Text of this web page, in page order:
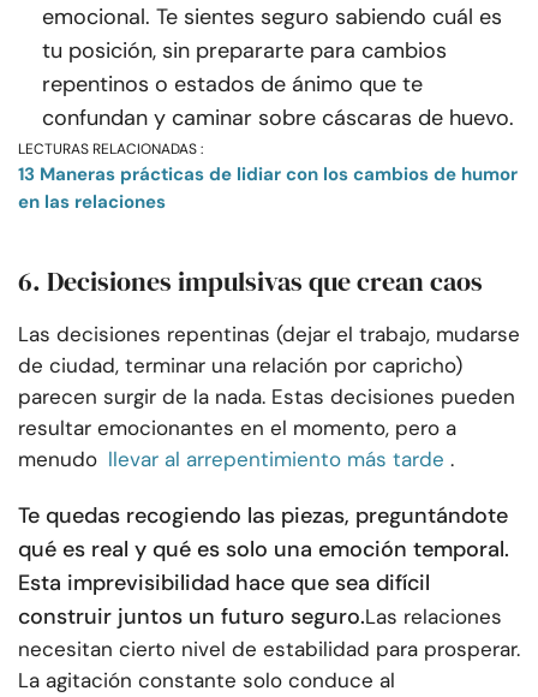
emocional. Te sientes seguro sabiendo cuál es
tu posición, sin prepararte para cambios
repentinos o estados de ánimo que te
confundan y caminar sobre cáscaras de huevo.
LECTURAS RELACIONADAS :
13 Maneras prácticas de lidiar con los cambios de humor
en las relaciones
6. Decisiones impulsivas que crean caos
Las decisiones repentinas (dejar el trabajo, mudarse
de ciudad, terminar una relación por capricho)
parecen surgir de la nada. Estas decisiones pueden
resultar emocionantes en el momento, pero a
menudo llevar al arrepentimiento más tarde .
Te quedas recogiendo las piezas, preguntándote
qué es real y qué es solo una emoción temporal.
Esta imprevisibilidad hace que sea difícil
construir juntos un futuro seguro.Las relaciones
necesitan cierto nivel de estabilidad para prosperar.
La agitación constante solo conduce al